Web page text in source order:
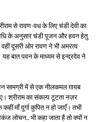
से रावण-वध के लिए चंडी देवी का
के अनुसार चंडी पूजन और हवन हेतु
दूसरी ओर रावण ने भी अमरत्व
यह बात पवन के माध्यम से इन्द्रदेव ने
सामग्री में से एक नीलकमल ग़ायब
श्रीराम का संकल्प टूटता नज़र
माँ दुर्गा कुपित न हो जाएँ। तभी
लोचन.. भी कहा जाता है तो क्यों न